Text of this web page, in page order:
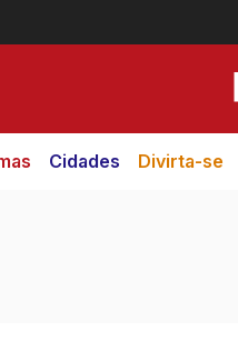
Cidades Divirta-se